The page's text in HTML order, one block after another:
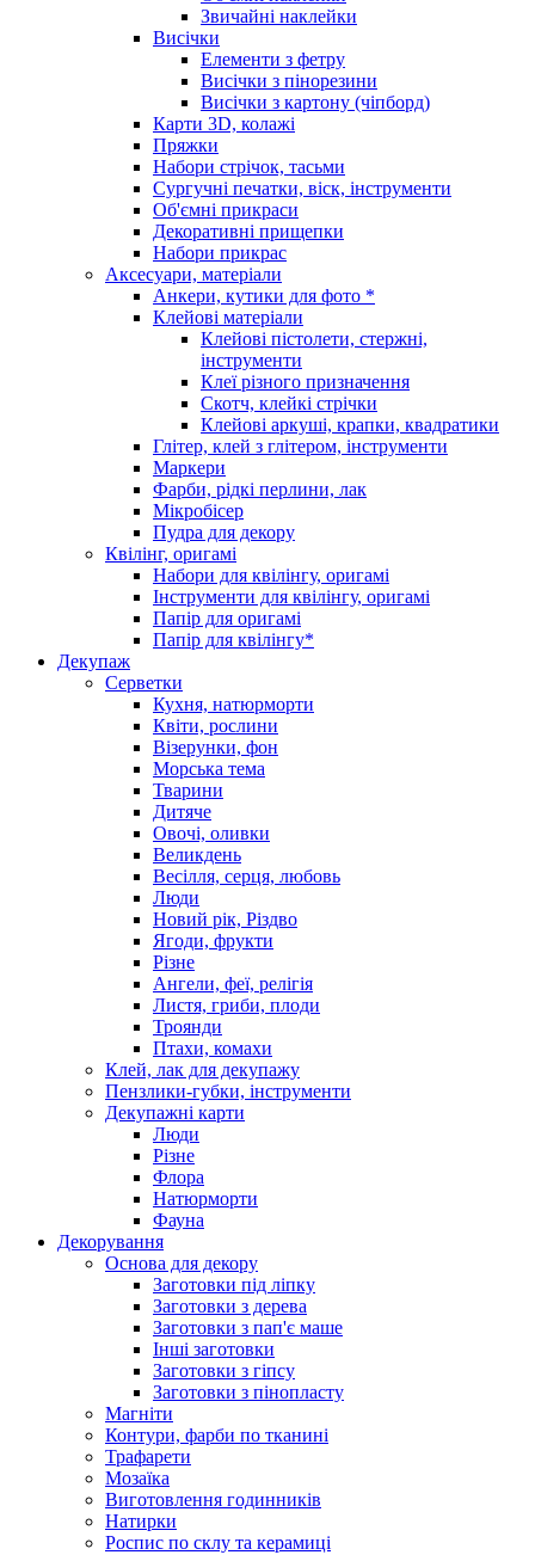
Звичайні наклейки
Висічки
Елементи з фетру
Висічки з пінорезини
Висічки з картону (чіпборд)
Карти 3D, колажі
Пряжки
Набори стрічок, тасьми
Сургучні печатки, віск, інструменти
Об'ємні прикраси
Декоративні прищепки
Набори прикрас
Аксесуари, матеріали
Анкери, кутики для фото *
Клейові матеріали
Клейові пістолети, стержні,
інструменти
Клеї різного призначення
Скотч, клейкі стрічки
Клейові аркуші, крапки, квадратики
Глітер, клей з глітером, інструменти
Маркери
Фарби, рідкі перлини, лак
Мікробісер
Пудра для декору
Квілінг, оригамі
Набори для квілінгу, оригамі
Інструменти для квілінгу, оригамі
Папір для оригамі
Папір для квілінгу*
Декупаж
Серветки
Кухня, натюрморти
Квіти, рослини
Візерунки, фон
Морська тема
Тварини
Дитяче
Овочі, оливки
Великдень
Весілля, серця, любовь
Люди
Новий рік, Різдво
Ягоди, фрукти
Різне
Ангели, феї, релігія
Листя, гриби, плоди
Троянди
Птахи, комахи
Клей, лак для декупажу
Пензлики-губки, інструменти
Декупажні карти
Люди
Різне
Флора
Натюрморти
Фауна
Декорування
Основа для декору
Заготовки під ліпку
Заготовки з дерева
Заготовки з пап'є маше
Інші заготовки
Заготовки з гіпсу
Заготовки з пінопласту
Магніти
Контури, фарби по тканині
Трафарети
Мозаїка
Виготовлення годинників
Натирки
Роспис по склу та керамиці